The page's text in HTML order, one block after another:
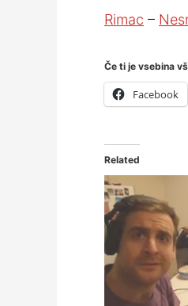
Rimac –
Če ti je vsebina
Facebook
Related